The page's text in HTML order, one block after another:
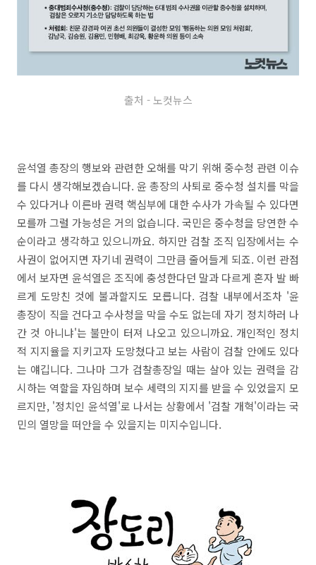
출처 - 노컷뉴스
윤석열 총장의 행보와 관련한 오해를 막기 위해 중수청 관련 이슈
를 다시 생각해보겠습니다. 윤 총장의 사퇴로 중수청 설치를 막을
수 있다거나 이른바 권력 핵심부에 대한 수사가 가속될 수 있다면
모를까 그럴 가능성은 거의 없습니다. 국민은 중수청을 당연한 수
순이라고 생각하고 있으니까요. 하지만 검찰 조직 입장에서는 수
사권이 없어지면 자기네 권력이 그만큼 줄어들게 되죠. 이런 관점
에서 보자면 윤석열은 조직에 충성한다던 말과 다르게 혼자 발 빠
르게 도망친 것에 불과할지도 모릅니다. 검찰 내부에서조차 '윤
총장이 직을 건다고 수사청을 막을 수도 없는데 자기 정치하러 나
간 것 아니냐'는 불만이 터져 나오고 있으니까요. 개인적인 정치
적 지지율을 지키고자 도망쳤다고 보는 사람이 검찰 안에도 있다
는 얘깁니다. 그나마 그가 검찰총장일 때는 살아 있는 권력을 감
시하는 역할을 자임하며 보수 세력의 지지를 받을 수 있었을지 모
르지만, '정치인 윤석열'로 나서는 상황에서 '검찰 개혁'이라는 국
민의 열망을 떠안을 수 있을지는 미지수입니다.